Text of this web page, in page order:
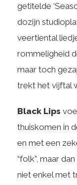
getitelde
dozijn
veertiental
rommeligheid
maar toch
trekt het vijftal
Black Lips
thuiskomen in
en met een
“folk”, maar
niet enkel met